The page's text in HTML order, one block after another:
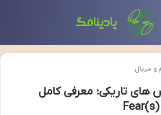
و سریال
های تاریکی: معرفی کامل